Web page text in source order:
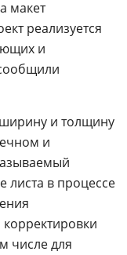
макет
реализуется
и
и толщину
и
в процессе
числе для